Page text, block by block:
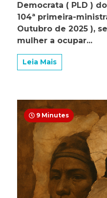
é
eleita
a
1ª
mulher
ministra
do
Democrata ( PLD )
104ª primeira-
Outubro de 2025 ),
mulher a ocupar...
Leia Mais
9 Minutes